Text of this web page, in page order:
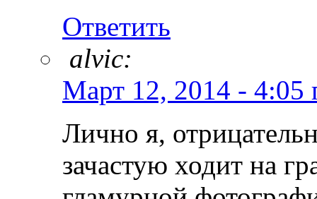
Ответить
alvic:
Март 12, 2014 - 4:05
Лично я,
зачастую ходит на